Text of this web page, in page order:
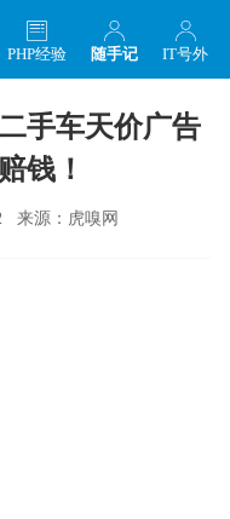
IT号外
随手记
PHP经验
手车天价广告
钱！
来源：虎嗅网